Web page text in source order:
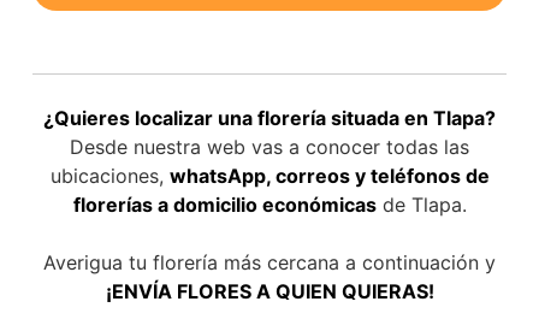
¿Quieres localizar una florería situada en Tlapa?
Desde nuestra web vas a conocer todas las
ubicaciones, whatsApp, correos y teléfonos de
florerías a domicilio económicasde Tlapa.
Averigua tu florería más cercana a continuación y
¡ENVÍA FLORES A QUIEN QUIERAS!